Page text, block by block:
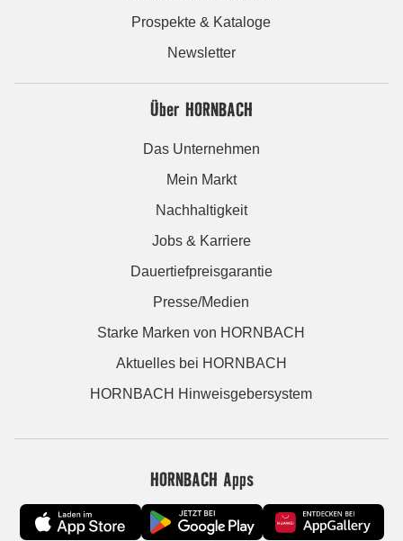
Prospekte & Kataloge
Newsletter
Über HORNBACH
Das Unternehmen
Mein Markt
Nachhaltigkeit
Jobs & Karriere
Dauertiefpreisgarantie
Presse/Medien
Starke Marken von HORNBACH
Aktuelles bei HORNBACH
HORNBACH Hinweisgebersystem
HORNBACH Apps